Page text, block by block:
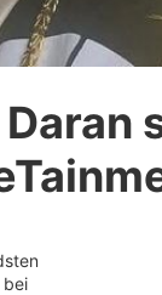
verwalten
bei